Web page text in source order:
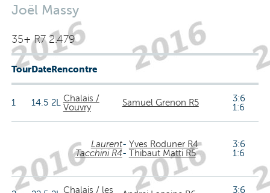
Joël Massy
35+ R7 2.479
TourDateRencontre
1 14.5 2LChalais /
Vouvry
Samuel Grenon R5
3:6
1:6
Laurent
Tacchini R4
- Yves Roduner R4
- Thibaut Matti R5
3:6
1:6
Chalais / les
3:6